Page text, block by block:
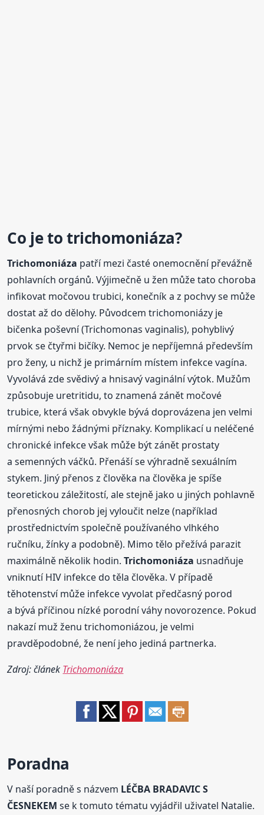
Co je totrichomoniáza?
Trichomoniáza patří mezi časté onemocnění převážně
pohlavních orgánů. Výjimečně u žen může tato choroba
infikovat močovou trubici, konečník a z pochvy se může
dostat až do dělohy. Původcem trichomoniázy je
bičenka poševní (Trichomonas vaginalis), pohyblivý
prvok se čtyřmi bičíky. Nemoc je nepříjemná především
pro ženy, u nichž je primárním místem infekce vagína.
Vyvolává zde svědivý a hnisavý vaginální výtok. Mužům
způsobuje uretritidu, to znamená zánět močové
trubice, která však obvykle bývá doprovázena jen velmi
mírnými nebo žádnými příznaky. Komplikací u neléčené
chronické infekce však může být zánět prostaty
a semenných váčků. Přenáší se výhradně sexuálním
stykem. Jiný přenos z člověka na člověka je spíše
teoretickou záležitostí, ale stejně jako u jiných pohlavně
přenosných chorob jej vyloučit nelze (například
prostřednictvím společně používaného vlhkého
ručníku, žínky a podobně). Mimo tělo přežívá parazit
maximálně několik hodin.Trichomoniáza usnadňuje
vniknutí HIV infekce do těla člověka. V případě
těhotenství může infekce vyvolat předčasný porod
a bývá příčinou nízké porodní váhy novorozence. Pokud
nakazí muž ženu trichomoniázou, je velmi
pravděpodobné, že není jeho jediná partnerka.
Zdroj: článek Trichomoniáza
Poradna
V naší poradně s názvem LÉČBA BRADAVIC S
ČESNEKEM se k tomuto tématu vyjádřil uživatel Natalie.